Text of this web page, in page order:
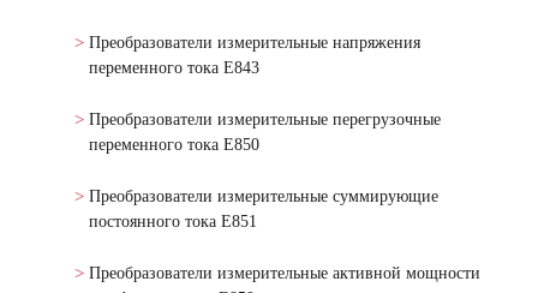
Преобразователи измерительные напряжения
переменного тока Е843
Преобразователи измерительные перегрузочные
переменного тока Е850
Преобразователи измерительные суммирующие
постоянного тока Е851
Преобразователи измерительные активной мощности